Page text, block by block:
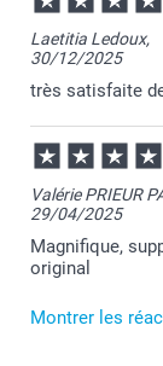
Laetitia Ledoux,
30/12/2025
très satisfaite
Valérie PRIEUR
29/04/2025
Magnifique,
original
Montrer les